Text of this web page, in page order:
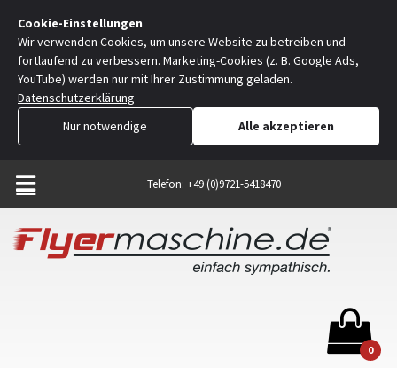
Cookie-Einstellungen
Wir verwenden Cookies, um unsere Website zu betreiben und
fortlaufend zu verbessern. Marketing-Cookies (z. B. Google Ads,
YouTube) werden nur mit Ihrer Zustimmung geladen.
Datenschutzerklärung
Nur notwendige
Alle akzeptieren
Telefon: +49 (0)9721-5418470
0